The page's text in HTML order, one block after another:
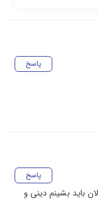
پاسخ
پاسخ
باید بشینم دینی و